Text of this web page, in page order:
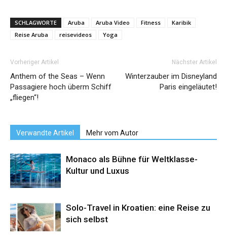
SCHLAGWORTE Aruba Aruba Video Fitness
Karibik
Reise Aruba
reisevideos Yoga
Vorheriger Artikel
Anthem of the Seas – Wenn
Passagiere hoch überm Schiff
„fliegen“!
Nächster Artikel
Winterzauber im Disneyland
Paris eingeläutet!
Verwandte Artikel Mehr vom Autor
Monaco als Bühne für Weltklasse-
Kultur und Luxus
Solo-Travel in Kroatien: eine Reise zu
sich selbst